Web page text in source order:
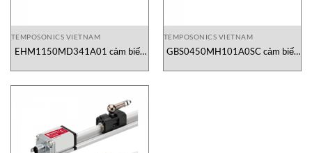
TEMPOSONICS VIETNAM
EHM1150MD341A01 cảm biến
TEMPOSONICS VIETNAM
GBS0450MH101A0SC cảm biến